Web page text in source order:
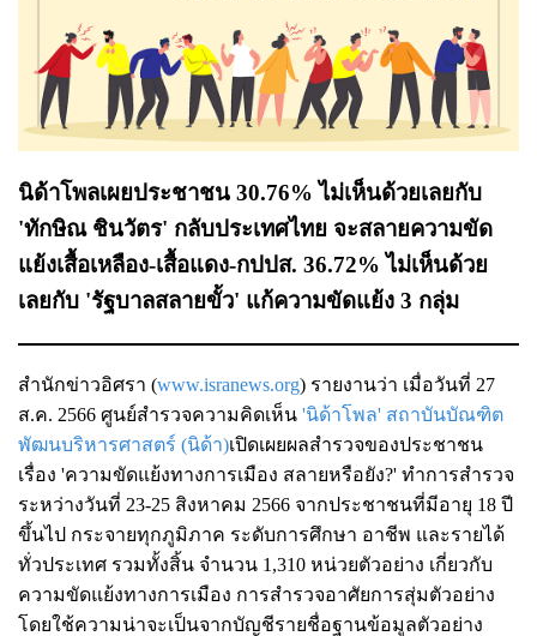
นิด้าโพลเผยประชาชน 30.76% ไม่เห็นด้วยเลยกับ
'ทักษิณ ชินวัตร' กลับประเทศไทย จะสลายความขัด
แย้งเสื้อเหลือง-เสื้อแดง-กปปส. 36.72% ไม่เห็นด้วย
เลยกับ 'รัฐบาลสลายขั้ว' แก้ความขัดแย้ง 3 กลุ่ม
สำนักข่าวอิศรา (www.isranews.org) รายงานว่า เมื่อวันที่ 27
ส.ค. 2566 ศูนย์สำรวจความคิดเห็น 'นิด้าโพล' สถาบันบัณฑิต
พัฒนบริหารศาสตร์ (นิด้า)เปิดเผยผลสำรวจของประชาชน
เรื่อง 'ความขัดแย้งทางการเมือง สลายหรือยัง?' ทำการสำรวจ
ระหว่างวันที่ 23-25 สิงหาคม 2566 จากประชาชนที่มีอายุ 18 ปี
ขึ้นไป กระจายทุกภูมิภาค ระดับการศึกษา อาชีพ และรายได้
ทั่วประเทศ รวมทั้งสิ้น จำนวน 1,310 หน่วยตัวอย่าง เกี่ยวกับ
ความขัดแย้งทางการเมือง การสำรวจอาศัยการสุ่มตัวอย่าง
โดยใช้ความน่าจะเป็นจากบัญชีรายชื่อฐานข้อมูลตัวอย่าง